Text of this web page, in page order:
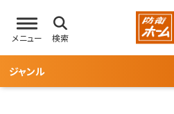
メニュー 検索
ジャンル